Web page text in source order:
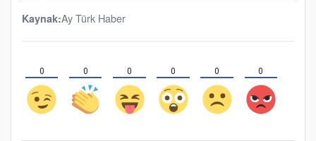
Kaynak:Ay Türk Haber
0 0 0 0 0 0